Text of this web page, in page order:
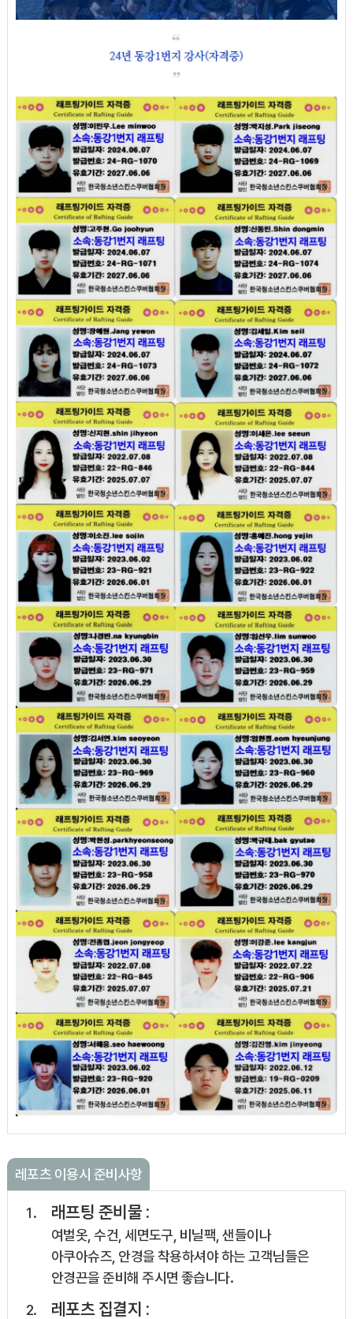
레포츠 이용시 준비사항
래프팅 준비물 :
여벌옷, 수건, 세면도구, 비닐팩, 샌들이나
아쿠아슈즈, 안경을 착용하셔야 하는 고객님들은
안경끈을 준비해 주시면 좋습니다.
레포츠 집결지 :